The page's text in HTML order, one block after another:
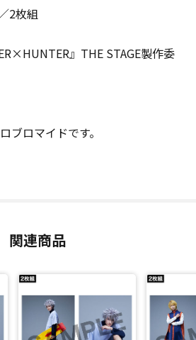
2枚組
』THE STAGE製作委
ブロマイドです。
関連商品